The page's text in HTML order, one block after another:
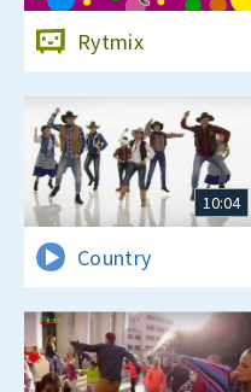
Rytmix
10:04
Country